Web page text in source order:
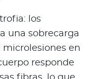
los
una sobrecarga
microlesiones en
responde